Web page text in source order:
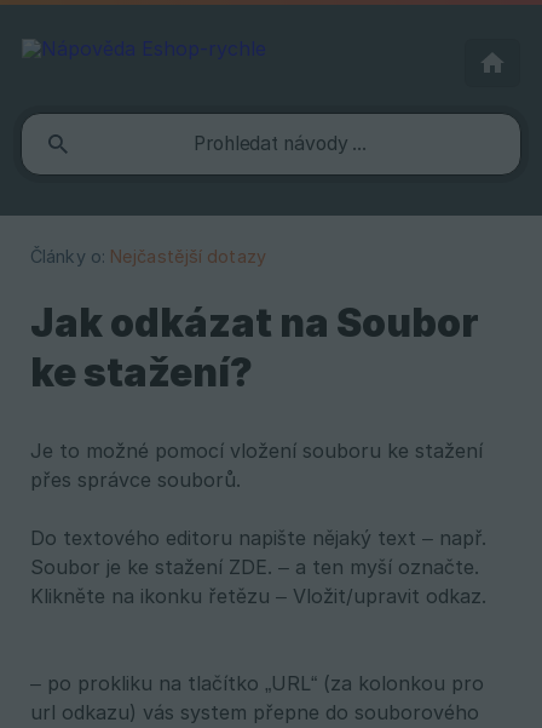
Články o: Nejčastější dotazy
Jak odkázat na Soubor
ke stažení?
Je to možné pomocí vložení souboru ke stažení
přes správce souborů.
Do textového editoru napište nějaký text – např.
Soubor je ke stažení ZDE. – a ten myší označte.
Klikněte na ikonku řetězu – Vložit/upravit odkaz.
– po prokliku na tlačítko „URL“ (za kolonkou pro
url odkazu) vás system přepne do souborového